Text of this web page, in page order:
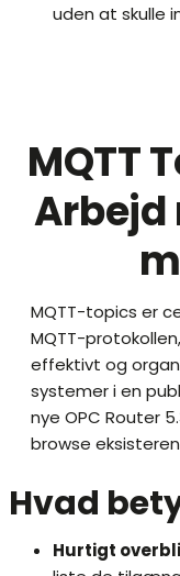
uden at skulle
MQTT
MQTT-topics er
MQTT-
effektivt og
systemer i en
nye OPC Router
browse
Hvad
Hurtigt